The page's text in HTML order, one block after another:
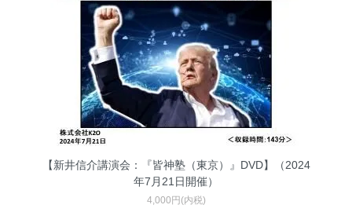
【新井信介講演会：『皆神塾（東京）』DVD】（2024
年7月21日開催）
4,000円(内税)